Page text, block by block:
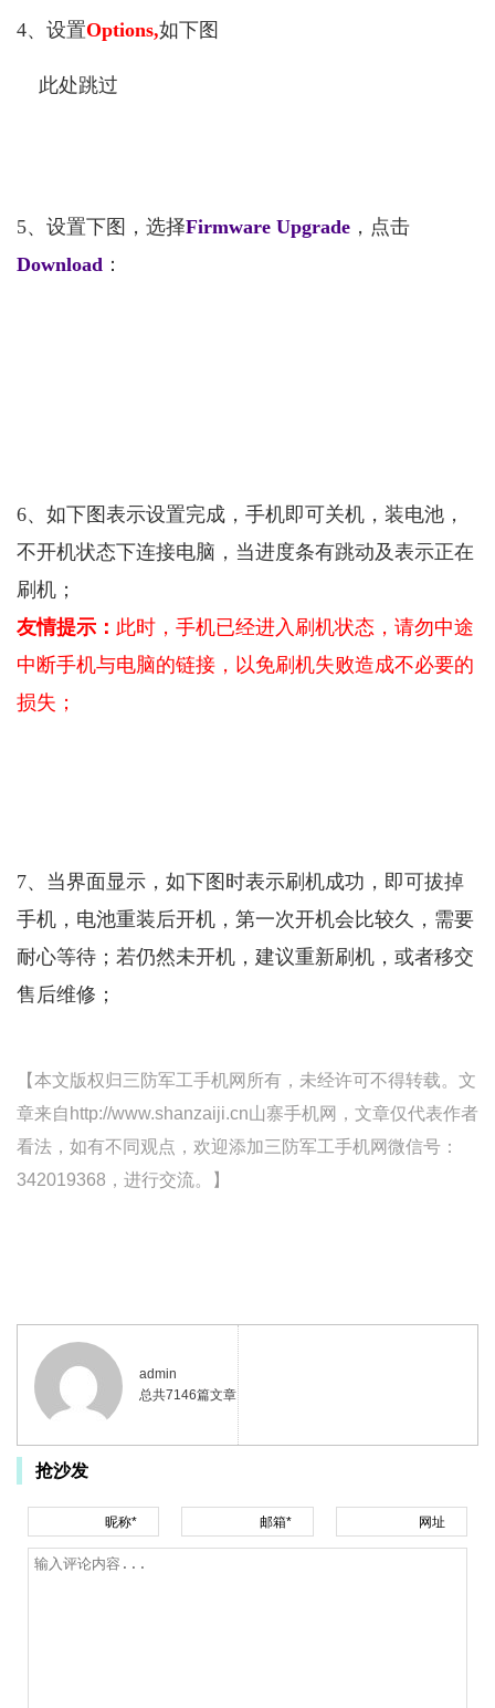
4、设置Options,如下图
此处跳过
5、设置下图，选择Firmware Upgrade ，点击
Download ：
6、如下图表示设置完成，手机即可关机，装电池，
不开机状态下连接电脑，当进度条有跳动及表示正在
刷机；
友情提示： 此时，手机已经进入刷机状态，请勿中途
中断手机与电脑的链接，以免刷机失败造成不必要的
损失；
7、当界面显示，如下图时表示刷机成功，即可拔掉
手机，电池重装后开机，第一次开机会比较久，需要
耐心等待；若仍然未开机，建议重新刷机，或者移交
售后维修；
【本文版权归三防军工手机网所有，未经许可不得转载。文
章来自http://www.shanzaiji.cn山寨手机网，文章仅代表作者
看法，如有不同观点，欢迎添加三防军工手机网微信号：
342019368，进行交流。】
admin
总共7146篇文章
抢沙发
昵称* 邮箱* 网址